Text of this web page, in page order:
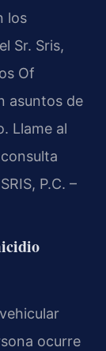
los
Sr. Sris,
Of
asuntos de
Llame al
P.C. –
ocurre